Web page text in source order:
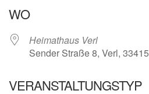
WO
Heimathaus Verl
Sender Straße 8, Verl, 33415
VERANSTALTUNGSTYP